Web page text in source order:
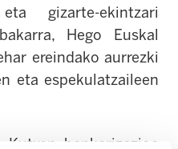
gizarte-ekintzari
Hego Euskal
ereindako aurrezki
eta espekulatzaileen
bankarizazioa